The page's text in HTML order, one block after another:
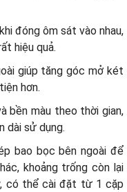
đóng ôm sát vào nhau,
hiệu quả.
giúp tăng góc mở két
hơn.
bền màu theo thời gian,
dài sử dụng.
bao bọc bên ngoài để
khoảng trống còn lại
có thể cài đặt từ 1 cặp